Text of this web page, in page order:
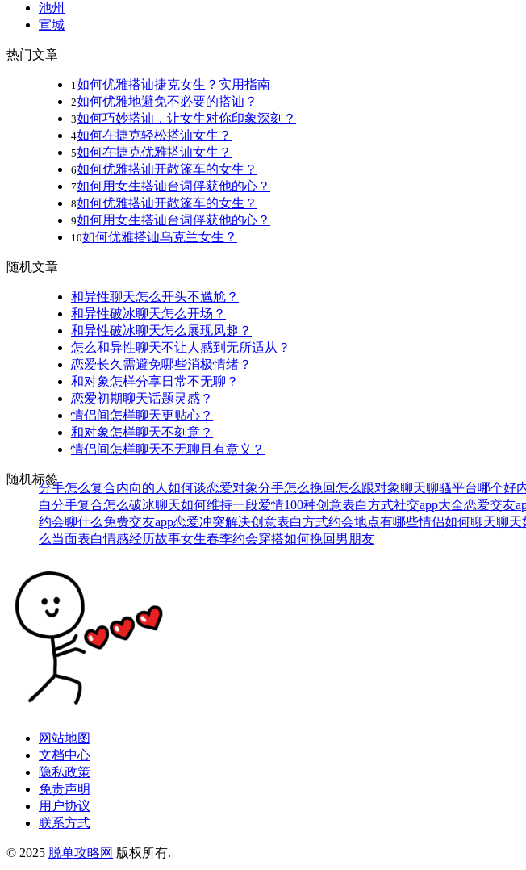
池州
宣城
热门文章
1如何优雅搭讪捷克女生？实用指南
2如何优雅地避免不必要的搭讪？
3如何巧妙搭讪，让女生对你印象深刻？
4如何在捷克轻松搭讪女生？
5如何在捷克优雅搭讪女生？
6如何优雅搭讪开敞篷车的女生？
7如何用女生搭讪台词俘获他的心？
8如何优雅搭讪开敞篷车的女生？
9如何用女生搭讪台词俘获他的心？
10如何优雅搭讪乌克兰女生？
随机文章
和异性聊天怎么开头不尴尬？
和异性破冰聊天怎么开场？
和异性破冰聊天怎么展现风趣？
怎么和异性聊天不让人感到无所适从？
恋爱长久需避免哪些消极情绪？
和对象怎样分享日常不无聊？
恋爱初期聊天话题灵感？
情侣间怎样聊天更贴心？
和对象怎样聊天不刻意？
情侣间怎样聊天不无聊且有意义？
随机标签
分手怎么复合内向的人如何谈恋爱对象分手怎么挽回怎么跟对象聊天聊骚平台哪个好
白分手复合怎么破冰聊天如何维持一段爱情100种创意表白方式社交app大全恋爱交友
约会聊什么免费交友app恋爱冲突解决创意表白方式约会地点有哪些情侣如何聊天聊天
么当面表白情感经历故事女生春季约会穿搭如何挽回男朋友
网站地图
文档中心
隐私政策
免责声明
用户协议
联系方式
© 2025 脱单攻略网 版权所有.